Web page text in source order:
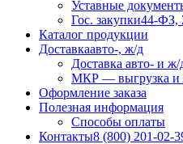
Уставные
Гос. закупки44-ФЗ,
Каталог продукции
Доставкаавто-, ж/д
Доставка авто- и
МКР — выгрузка и
Оформление заказа
Полезная информация
Способы оплаты
Контакты8 (800) 201-02-